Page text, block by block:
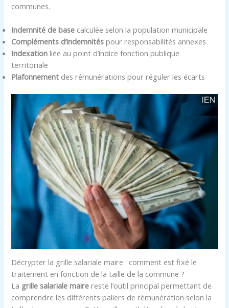
communes.
Indemnité de base calculée selon la population municipale
Compléments d’indemnités pour responsabilités annexes
Indexation liée au point d’indice fonction publique
territoriale
Plafonnement des rémunérations pour réguler les écarts
Décrypter la grille salariale maire : comment est fixé le
traitement en fonction de la taille de la commune ?
La grille salariale maire reste l’outil principal permettant de
comprendre les différents paliers de rémunération selon la